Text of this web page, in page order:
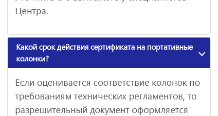
Центра.
Какой срок действия сертификата на портативные
колонки?
Если оценивается соответствие колонок по
требованиям технических регламентов, то
разрешительный документ оформляется